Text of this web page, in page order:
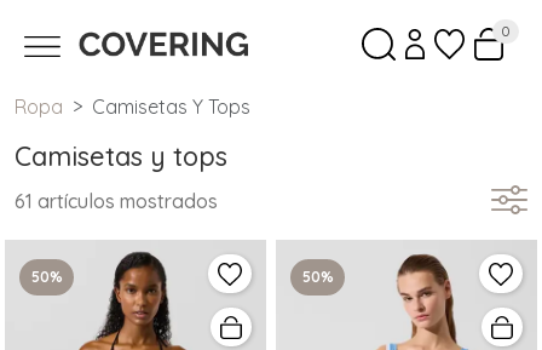
0
Ropa Camisetas Y Tops
Camisetas y tops
61 artículos mostrados
50% 50%